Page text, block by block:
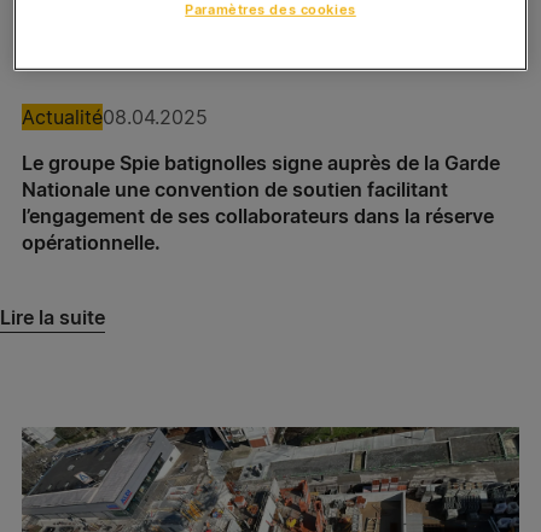
Spie batignolles créatis
Spie batignolles SPR batiment & industrie
Proxilink – Pacé
Proxilink – Eguilles
Spie batignolles énergie Laignel – Auchy-les-
Spie batignolles énergie Mercier – Tremblay-en-
Spie batignolles Solutions industrielles –
Sandouville
Actualité08.04.2025
Le groupe Spie batignolles signe auprès de la Garde
Nationale une convention de soutien facilitant
l’engagement de ses collaborateurs dans la réserve
opérationnelle.
Lire la suite
Paramètres des cookies